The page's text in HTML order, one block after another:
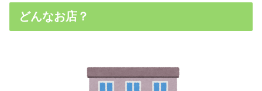
どんなお店？